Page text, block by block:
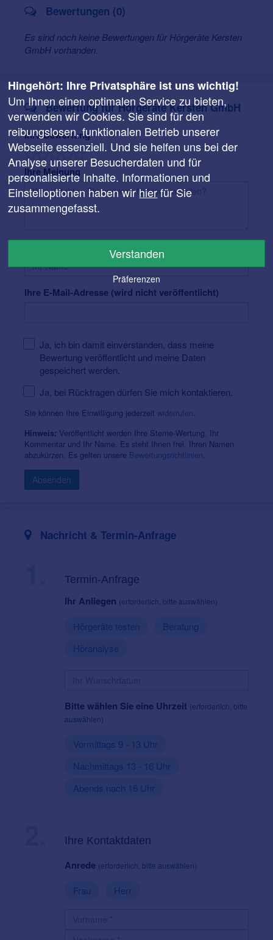
Bewertungen (0)
Es sind noch keine Bewertungen für Hörgeräte Kersten
GmbH vorhanden.
Bewertung für Hörgeräte Kersten GmbH
Ihre Bewertung
Ihre Meinung
Ihre E-Mail-Adresse (wird nicht veröffentlicht)
Ja, ich bin damit einverstanden, dass meine
Bewertung veröffentlicht und meine Daten
gespeichert werden.
Ja, bei Rückfragen dürfen Sie mich kontaktieren.
Sie können Ihre Einwilligung jederzeit widerrufen.
Hinweis: Veröffentlicht werden Ihre Sterne-Wertung, Ihr
Kommentar und Ihr Name. Es steht Ihnen frei, Ihren Namen
abzukürzen. Es gelten unsere Bewertungsrichtlinien.
Absenden
Nachricht & Termin-Anfrage
Termin-Anfrage
Ihr Anliegen (erforderlich, bitte auswählen)
Hörgeräte testen
Beratung
Höranalyse
Bitte wählen Sie eine Uhrzeit (erforderlich, bitte
auswählen)
Vormittags 9 - 13 Uhr
Nachmittags 13 - 16 Uhr
Abends nach 16 Uhr
Ihre Kontaktdaten
Anrede (erforderlich, bitte auswählen)
Frau Herr
Hingehört: Ihre Privatsphäre ist uns wichtig!
Um Ihnen einen optimalen Service zu bieten,
verwenden wir Cookies. Sie sind für den
reibungslosen, funktionalen Betrieb unserer
Webseite essenziell. Und sie helfen uns bei der
Analyse unserer Besucherdaten und für
personalisierte Inhalte. Informationen und
Einstelloptionen haben wir hierfür Sie
zusammengefasst.
Verstanden
Präferenzen